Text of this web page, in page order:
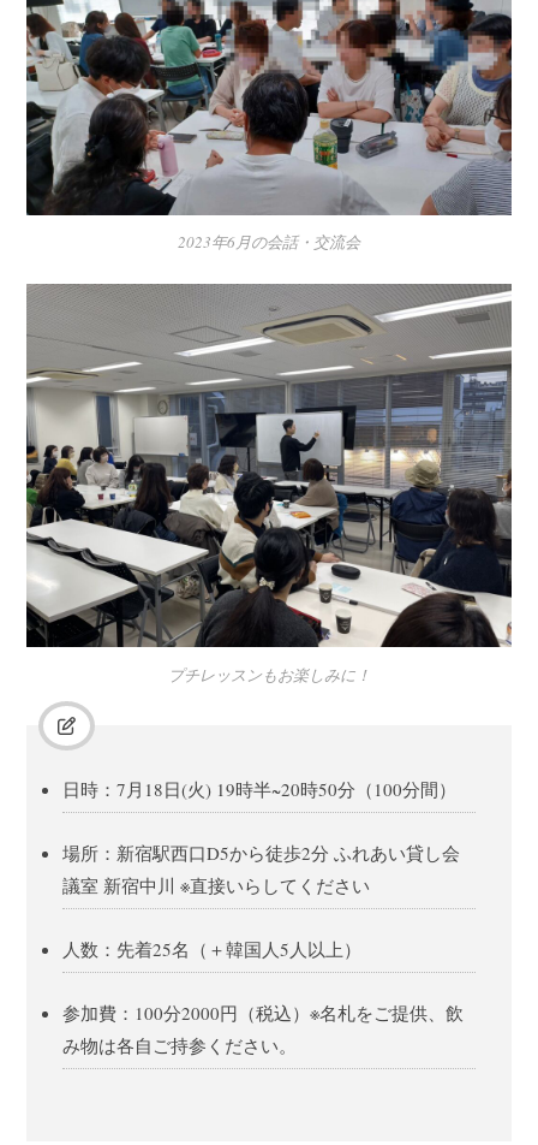
2023年6月の会話・交流会
プチレッスンもお楽しみに！
日時：7月18日(火) 19時半~20時50分（100分間）
場所：新宿駅西口D5から徒歩2分 ふれあい貸し会
議室 新宿中川 ※直接いらしてください
人数：先着25名（＋韓国人5人以上）
参加費：100分2000円（税込）※名札をご提供、飲
み物は各自ご持参ください。